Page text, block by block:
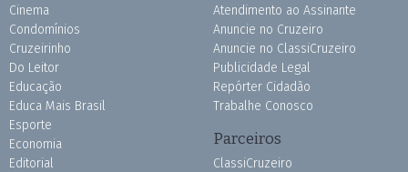
Cinema
Condomínios
Cruzeirinho
Do Leitor
Educação
Educa Mais Brasil
Esporte
Economia
Editorial
Atendimento ao Assinante
Anuncie no Cruzeiro
Anuncie no ClassiCruzeiro
Publicidade Legal
Repórter Cidadão
Trabalhe Conosco
Parceiros
ClassiCruzeiro